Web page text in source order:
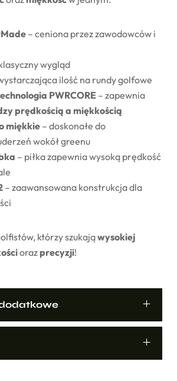
– ceniona przez zawodowców i
wygląd
ilość na rundy golfowe
PWRCORE – zapewnia
prędkością a miękkością
miękkie – doskonałe do
wokół greenu
– piłka zapewnia wysoką prędkość
– zaawansowana konstrukcja dla
którzy szukająwysokiej
oraz precyzji!